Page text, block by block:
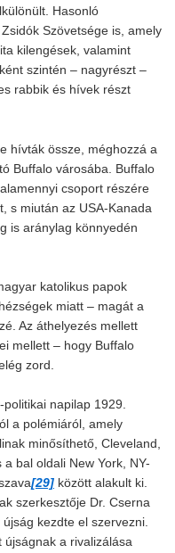
Hasonló
Szövetsége is, amely
kilengések, valamint
szintén – nagyrészt –
rabbik és hívek részt
hívták össze, méghozzá a
Buffalo városába. Buffalo
csoport részére
s miután az USA-Kanada
is aránylag könnyedén
katolikus papok
miatt – magát a
Az áthelyezés mellett
mellett – hogy Buffalo
zord.
napilap 1929.
a polémiáról, amely
minősíthető, Cleveland,
a bal oldali New York, NY-
[29] között alakult ki.
szerkesztője Dr. Cserna
kezdte el szervezni.
a rivalizálása